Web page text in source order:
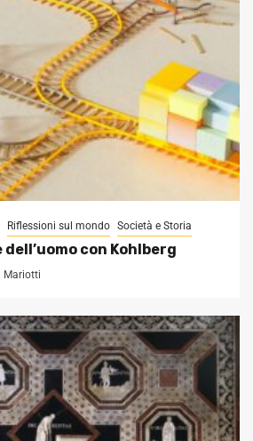
Riflessioni sul mondo Società e Storia
con Kohlberg
Mariotti